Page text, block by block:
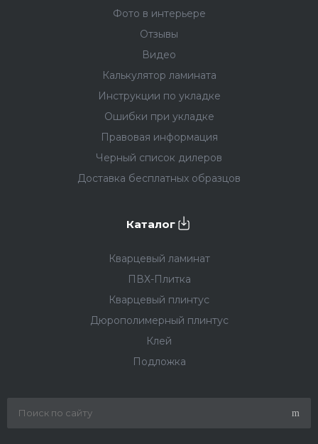
Фото в интерьере
Отзывы
Видео
Калькулятор ламината
Инструкции по укладке
Ошибки при укладке
Правовая информация
Черный список дилеров
Доставка бесплатных образцов
Каталог
Кварцевый ламинат
ПВХ-Плитка
Кварцевый плинтус
Дюрополимерный плинтус
Клей
Подложка